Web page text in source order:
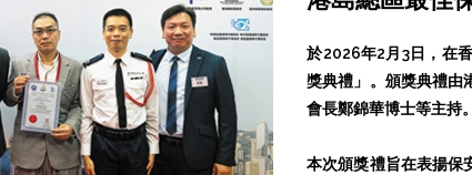
於2026年2月3日，在
獎典禮」。頒獎典禮由
會長鄭錦華博士等主持。
本次頒獎禮旨在表揚保